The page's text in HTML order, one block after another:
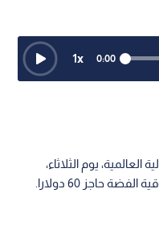
0:00
1x
يوم الثلاثاء،